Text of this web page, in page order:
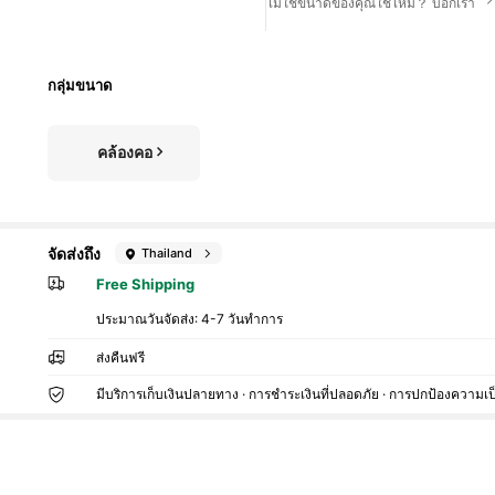
กลุ่มขนาด
คล้องคอ
จัดส่งถึง Thailand
Free Shipping
ประมาณวันจัดส่ง:4-7 วันทำการ
ส่งคืนฟรี
มีบริการเก็บเงินปลายทาง · การชำระเงินที่ปลอดภัย · การปกป้องความ